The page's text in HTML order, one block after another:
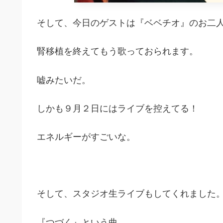
そして、今日のゲストは『ベベチオ』のお二
腎移植を終えてもう歌っておられます。
嘘みたいだ。
しかも９月２日にはライブを控えてる！
エネルギーがすごいな。
そして、スタジオ生ライブもしてくれました